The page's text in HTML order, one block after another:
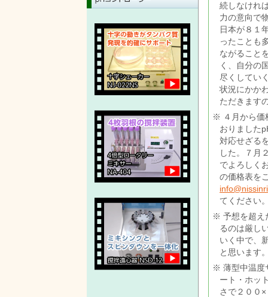
続しなけれ
力の意向で
日本が８１
ったことも
ながること
く、自分の
尽くしてい
状況にかか
ただきます
４月から
おりました
対応せざる
した。７月
でよろしく
の価格表を
てください
予想を超え
るのは厳し
いく中で、
と思います
薄型中温度
ート・ホッ
さで２００